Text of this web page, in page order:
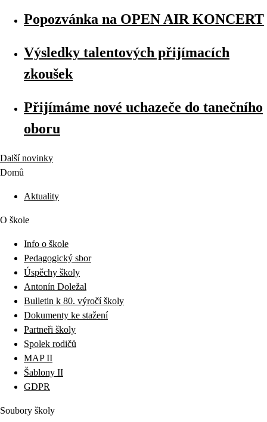
Popozvánka na OPEN AIR KONCERT
Výsledky talentových přijímacích
zkoušek
Přijímáme nové uchazeče do tanečního
oboru
Další novinky
Domů
Aktuality
O škole
Info o škole
Pedagogický sbor
Úspěchy školy
Antonín Doležal
Bulletin k 80. výročí školy
Dokumenty ke stažení
Partneři školy
Spolek rodičů
MAP II
Šablony II
GDPR
Soubory školy